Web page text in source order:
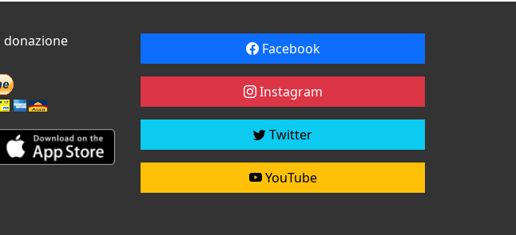
donazione Facebook
Instagram
Twitter
YouTube